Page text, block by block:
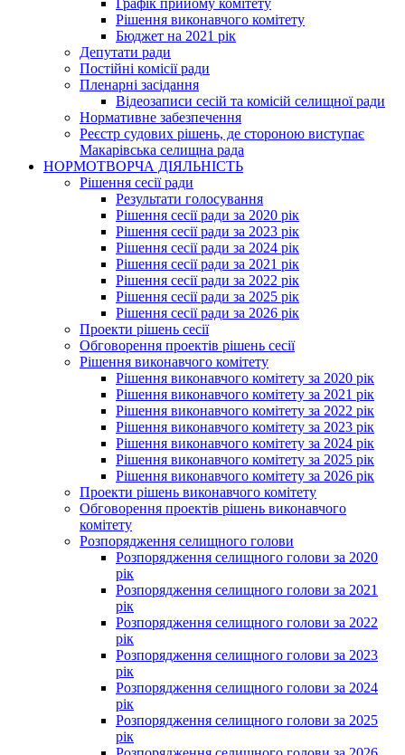
Графік прийому комітету
Рішення виконавчого комітету
Бюджет на 2021 рік
Депутати ради
Постійні комісії ради
Пленарні засідання
Відеозаписи сесій та комісій селищної ради
Нормативне забезпечення
Реєстр судових рішень, де стороною виступає
Макарівська селищна рада
НОРМОТВОРЧА ДІЯЛЬНІСТЬ
Рішення сесії ради
Результати голосування
Рішення сесії ради за 2020 рік
Рішення сесії ради за 2023 рік
Рішення сесії ради за 2024 рік
Рішення сесії ради за 2021 рік
Рішення сесії ради за 2022 рік
Рішення сесії ради за 2025 рік
Рішення сесії ради за 2026 рік
Проекти рішень сесії
Обговорення проектів рішень сесії
Рішення виконавчого комітету
Рішення виконавчого комітету за 2020 рік
Рішення виконавчого комітету за 2021 рік
Рішення виконавчого комітету за 2022 рік
Рішення виконавчого комітету за 2023 рік
Рішення виконавчого комітету за 2024 рік
Рішення виконавчого комітету за 2025 рік
Рішення виконавчого комітету за 2026 рік
Проекти рішень виконавчого комітету
Обговорення проектів рішень виконавчого
комітету
Розпорядження селищного голови
Розпорядження селищного голови за 2020
рік
Розпорядження селищного голови за 2021
рік
Розпорядження селищного голови за 2022
рік
Розпорядження селищного голови за 2023
рік
Розпорядження селищного голови за 2024
рік
Розпорядження селищного голови за 2025
рік